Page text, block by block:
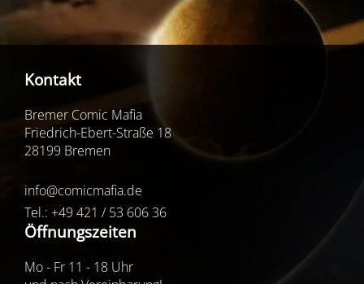
Kontakt
Bremer Comic Mafia
Friedrich-Ebert-Straße 18
28199 Bremen
info@comicmafia.de
Tel.: +49 421 / 53 606 36
Öffnungszeiten
Mo - Fr 11 - 18 Uhr